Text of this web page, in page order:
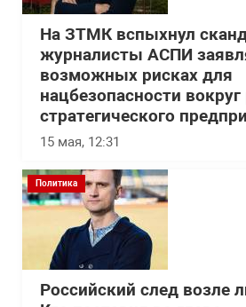
На ЗТМК вспыхнул
журналисты АСПИ
возможных рисках для
нацбезопасности
стратегического
15 мая, 12:31
Политика
Российский след возле